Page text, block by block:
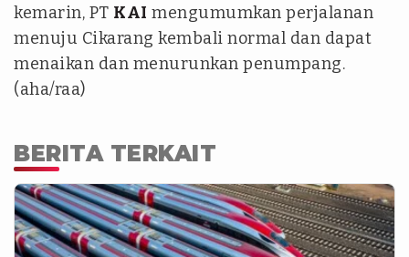
kemarin, PT KAI mengumumkan perjalanan
menuju Cikarang kembali normal dan dapat
menaikan dan menurunkan penumpang.
(aha/raa)
BERITA TERKAIT